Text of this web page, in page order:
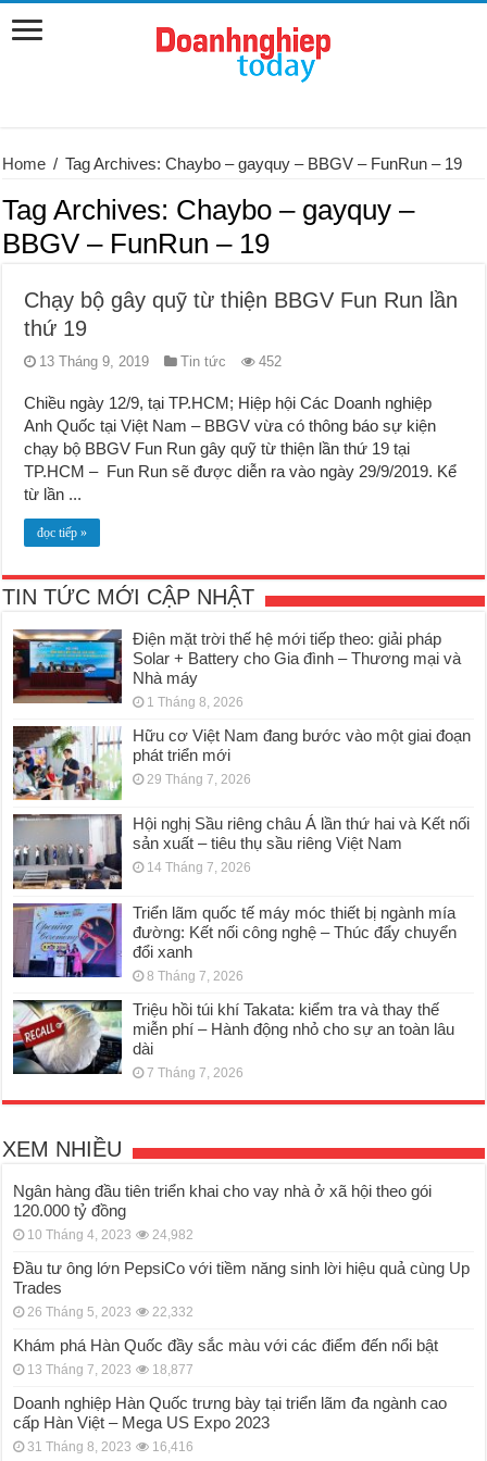
Home / Tag Archives: Chaybo – gayquy – BBGV – FunRun – 19
Tag Archives: Chaybo – gayquy –
BBGV – FunRun – 19
Chạy bộ gây quỹ từ thiện BBGV Fun Run lần
thứ 19
13 Tháng 9, 2019 Tin tức 452
Chiều ngày 12/9, tại TP.HCM; Hiệp hội Các Doanh nghiệp
Anh Quốc tại Việt Nam – BBGV vừa có thông báo sự kiện
chạy bộ BBGV Fun Run gây quỹ từ thiện lần thứ 19 tại
TP.HCM – Fun Run sẽ được diễn ra vào ngày 29/9/2019. Kể
từ lần ...
đọc tiếp »
TIN TỨC MỚI CẬP NHẬT
Điện mặt trời thế hệ mới tiếp theo: giải pháp
Solar + Battery cho Gia đình – Thương mại và
Nhà máy
1 Tháng 8, 2026
Hữu cơ Việt Nam đang bước vào một giai đoạn
phát triển mới
29 Tháng 7, 2026
Hội nghị Sầu riêng châu Á lần thứ hai và Kết nối
sản xuất – tiêu thụ sầu riêng Việt Nam
14 Tháng 7, 2026
Triển lãm quốc tế máy móc thiết bị ngành mía
đường: Kết nối công nghệ – Thúc đẩy chuyển
đổi xanh
8 Tháng 7, 2026
Triệu hồi túi khí Takata: kiểm tra và thay thế
miễn phí – Hành động nhỏ cho sự an toàn lâu
dài
7 Tháng 7, 2026
XEM NHIỀU
Ngân hàng đầu tiên triển khai cho vay nhà ở xã hội theo gói
120.000 tỷ đồng
10 Tháng 4, 2023 24,982
Đầu tư ông lớn PepsiCo với tiềm năng sinh lời hiệu quả cùng Up
Trades
26 Tháng 5, 2023 22,332
Khám phá Hàn Quốc đầy sắc màu với các điểm đến nổi bật
13 Tháng 7, 2023 18,877
Doanh nghiệp Hàn Quốc trưng bày tại triển lãm đa ngành cao
cấp Hàn Việt – Mega US Expo 2023
31 Tháng 8, 2023 16,416